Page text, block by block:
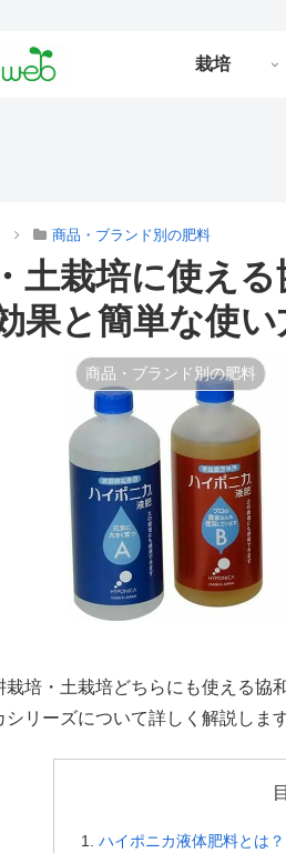
栽培
商品・ブランド別の肥料
土栽培に使え
果と簡単な使い
商品・ブランド別の肥料
栽培・土栽培どちらにも使える協
リーズについて詳しく解説します
ハイポニカ液体肥料とは